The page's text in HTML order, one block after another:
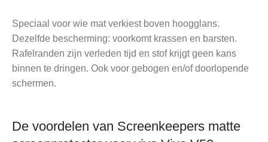
Speciaal voor wie mat verkiest boven hoogglans.
Dezelfde bescherming: voorkomt krassen en barsten.
Rafelranden zijn verleden tijd en stof krijgt geen kans
binnen te dringen. Ook voor gebogen en/of doorlopende
schermen.
De voordelen van Screenkeepers matte